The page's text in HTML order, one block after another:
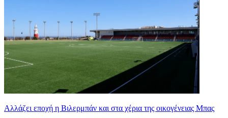
Aλλάζει εποχή η Βιλερμπάν και στα χέρια της οικογένειας Μπας